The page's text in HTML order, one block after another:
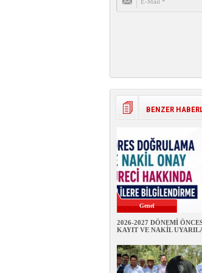
BENZER
Genel
2026-2027 DÖNEMİ
KAYIT VE NAKİL